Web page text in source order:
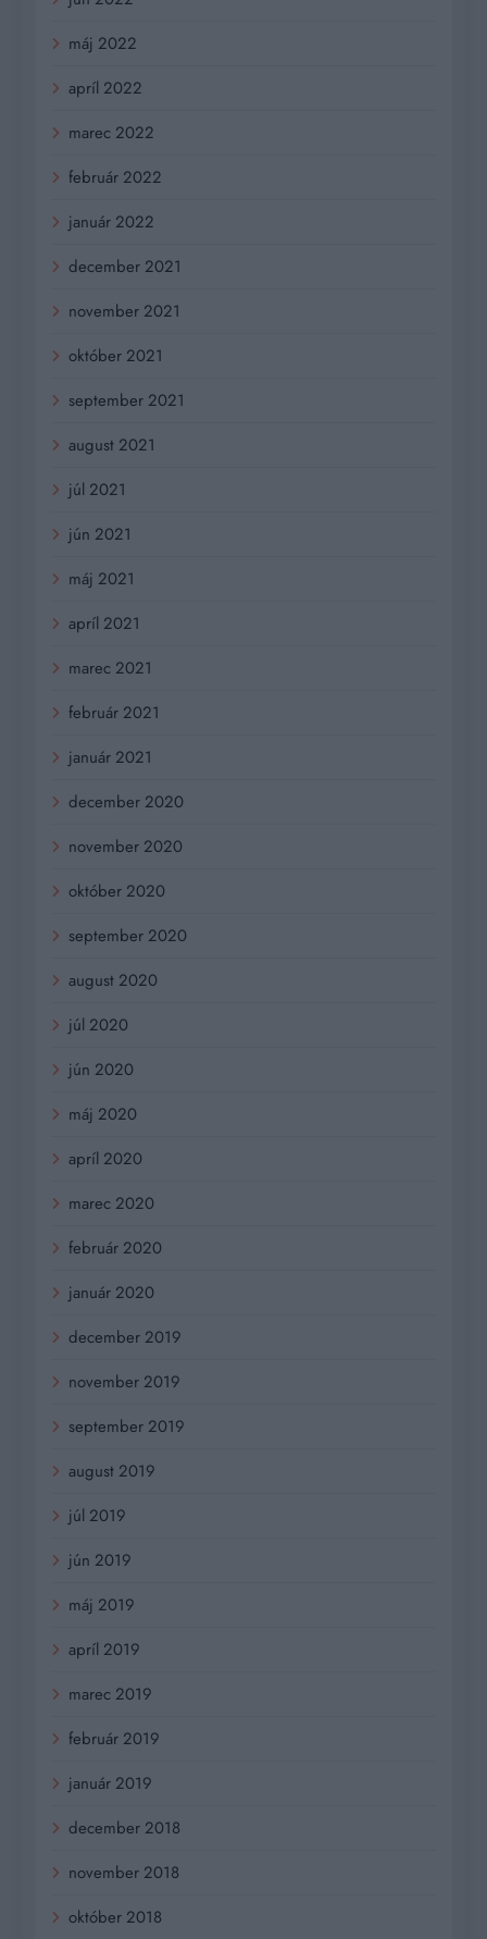
máj 2022
apríl 2022
marec 2022
február 2022
január 2022
december 2021
november 2021
október 2021
september 2021
august 2021
júl 2021
jún 2021
máj 2021
apríl 2021
marec 2021
február 2021
január 2021
december 2020
november 2020
október 2020
september 2020
august 2020
júl 2020
jún 2020
máj 2020
apríl 2020
marec 2020
február 2020
január 2020
december 2019
november 2019
september 2019
august 2019
júl 2019
jún 2019
máj 2019
apríl 2019
marec 2019
február 2019
január 2019
december 2018
november 2018
október 2018